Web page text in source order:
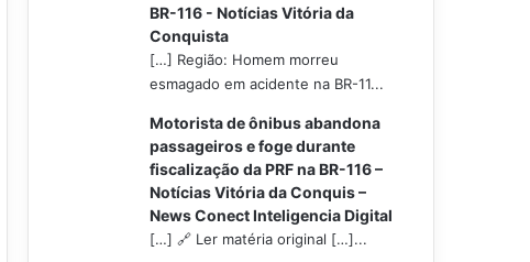
BR-116 - Notícias Vitória da
Conquista
[…] Região: Homem morreu
esmagado em acidente na BR-11...
Motorista de ônibus abandona
passageiros e foge durante
fiscalização da PRF na BR-116 –
Notícias Vitória da Conquis –
News Conect Inteligencia Digital
[…] 🔗 Ler matéria original […]...